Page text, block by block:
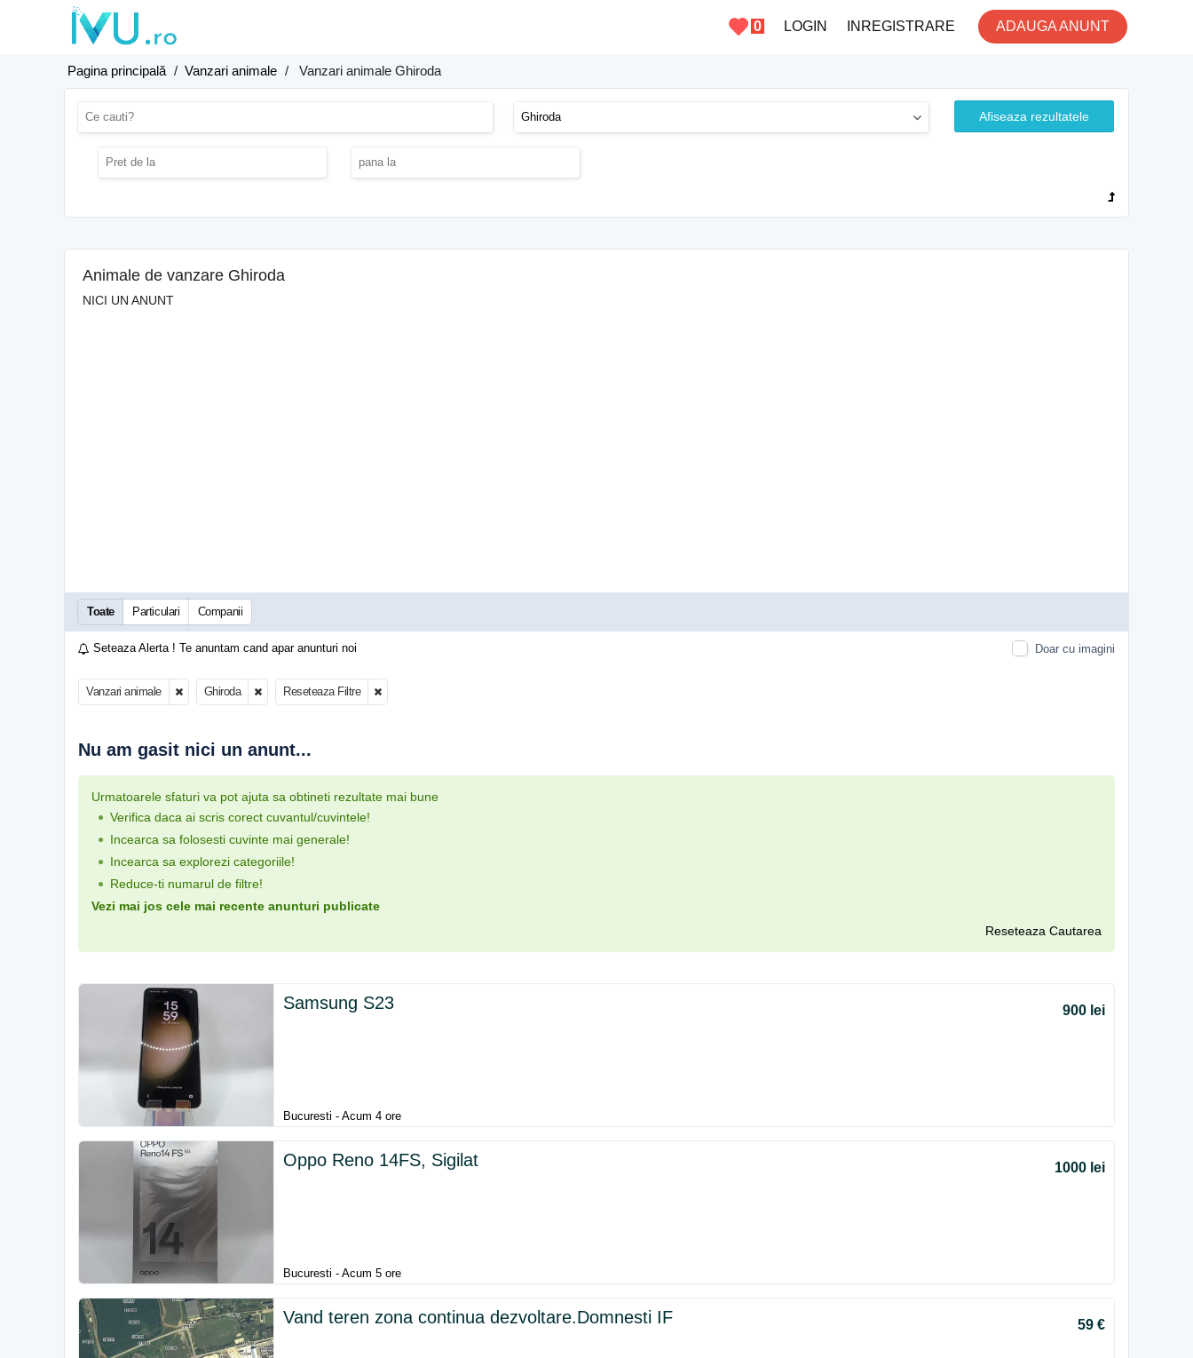
ADAUGA ANUNT
INREGISTRARE
LOGIN
0
Pagina principală / Vanzari animale / Vanzari animale Ghiroda
Afiseaza rezultatele
Animale de vanzare Ghiroda
NICI UN ANUNT
Toate Particulari Companii
Seteaza Alerta ! Te anuntam cand apar anunturi noi Doar cu imagini
Vanzari animale Ghiroda Reseteaza Filtre
Nu am gasit nici un anunt...
Urmatoarele sfaturi va pot ajuta sa obtineti rezultate mai bune
Verifica daca ai scris corect cuvantul/cuvintele!
Incearca sa folosesti cuvinte mai generale!
Incearca sa explorezi categoriile!
Reduce-ti numarul de filtre!
Vezi mai jos cele mai recente anunturi publicate
Reseteaza Cautarea
Samsung S23 900 lei
Bucuresti - Acum 4 ore
Oppo Reno 14FS, Sigilat 1000 lei
Bucuresti - Acum 5 ore
Vand teren zona continua dezvoltare.Domnesti IF 59 €